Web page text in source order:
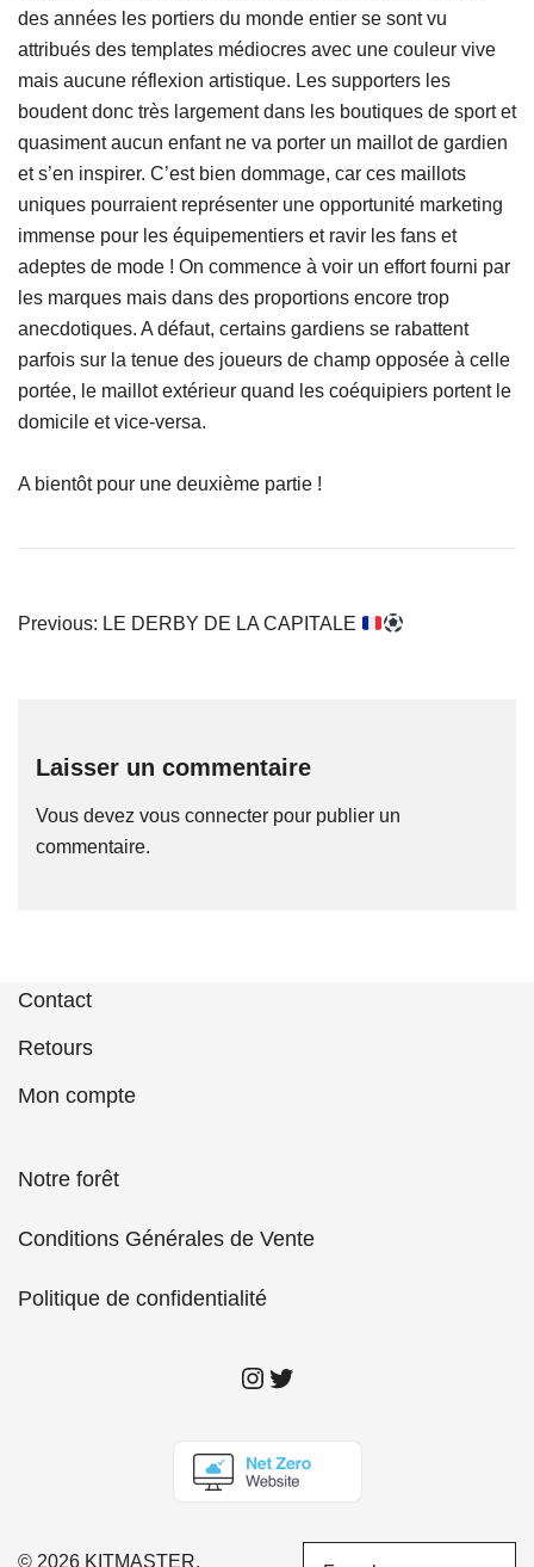
des années les portiers du monde entier se sont vu
attribués des templates médiocres avec une couleur vive
mais aucune réflexion artistique. Les supporters les
boudent donc très largement dans les boutiques de sport et
quasiment aucun enfant ne va porter un maillot de gardien
et s’en inspirer. C’est bien dommage, car ces maillots
uniques pourraient représenter une opportunité marketing
immense pour les équipementiers et ravir les fans et
adeptes de mode ! On commence à voir un effort fourni par
les marques mais dans des proportions encore trop
anecdotiques. A défaut, certains gardiens se rabattent
parfois sur la tenue des joueurs de champ opposée à celle
portée, le maillot extérieur quand les coéquipiers portent le
domicile et vice-versa.
A bientôt pour une deuxième partie !
Navigation
Previous: LE DERBY DE LA CAPITALE
Laisser un commentaire
Vous devez vous connecter pour publier un
commentaire.
Contact
Retours
Mon compte
Notre forêt
Conditions Générales de Vente
Politique de confidentialité
insta Kitmaster
twitter Kitmaster
© 2026 KITMASTER.